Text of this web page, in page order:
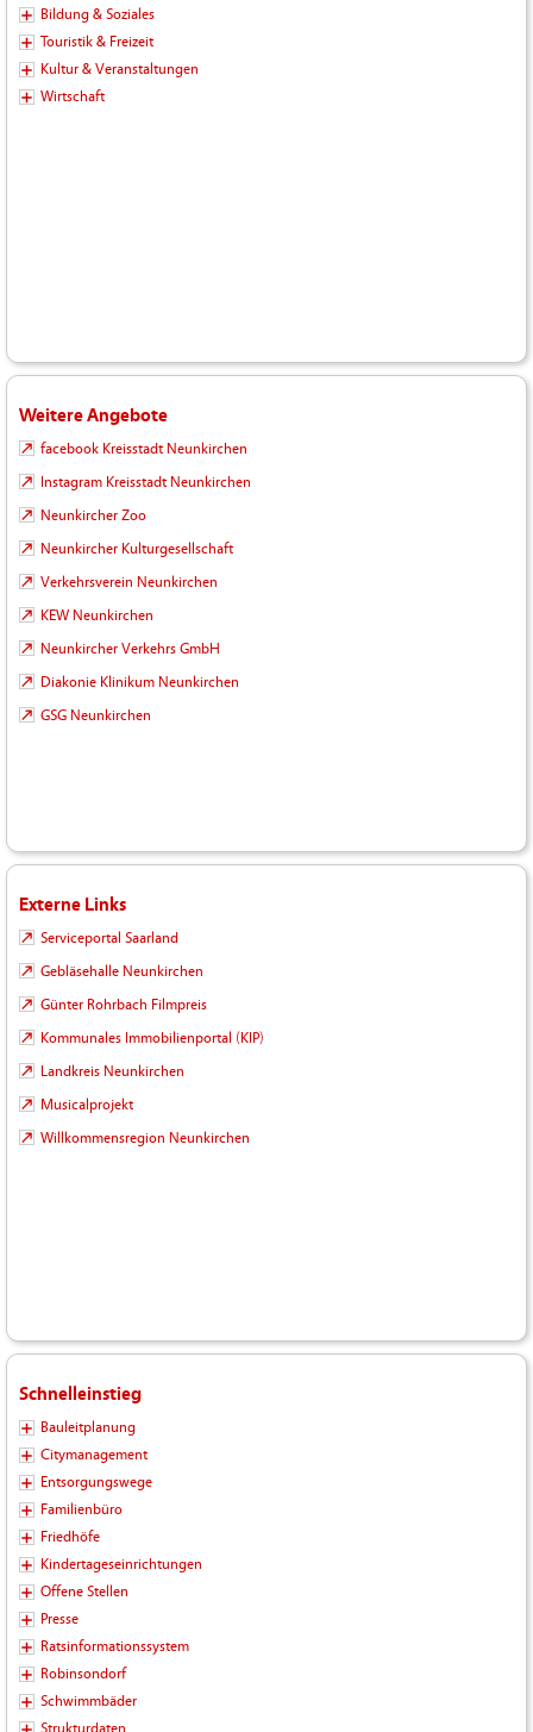
Bildung & Soziales
Touristik & Freizeit
Kultur & Veranstaltungen
Wirtschaft
Weitere Angebote
facebook Kreisstadt Neunkirchen
Instagram Kreisstadt Neunkirchen
Neunkircher Zoo
Neunkircher Kulturgesellschaft
Verkehrsverein Neunkirchen
KEW Neunkirchen
Neunkircher Verkehrs GmbH
Diakonie Klinikum Neunkirchen
GSG Neunkirchen
Externe Links
Serviceportal Saarland
Gebläsehalle Neunkirchen
Günter Rohrbach Filmpreis
Kommunales Immobilienportal (KIP)
Landkreis Neunkirchen
Musicalprojekt
Willkommensregion Neunkirchen
Schnelleinstieg
Bauleitplanung
Citymanagement
Entsorgungswege
Familienbüro
Friedhöfe
Kindertageseinrichtungen
Offene Stellen
Presse
Ratsinformationssystem
Robinsondorf
Schwimmbäder
Strukturdaten